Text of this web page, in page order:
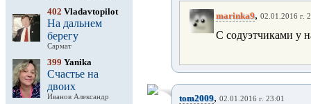
402 Vladavtopilot
На дальнем
берегу
Сармат
399 Yanika
Счастье на
двоих
Иванов Александр
marinka9, 02.01.2016 г.
С содуэтчиками у
tom2009, 02.01.2016 г. 23:01